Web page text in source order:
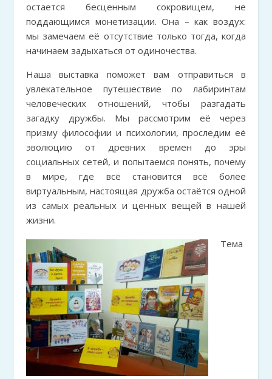
остается бесценным сокровищем, не
поддающимся монетизации. Она – как воздух:
мы замечаем её отсутствие только тогда, когда
начинаем задыхаться от одиночества.
Наша выставка поможет вам отправиться в
увлекательное путешествие по лабиринтам
человеческих отношений, чтобы разгадать
загадку дружбы. Мы рассмотрим её через
призму философии и психологии, проследим её
эволюцию от древних времен до эры
социальных сетей, и попытаемся понять, почему
в мире, где всё становится всё более
виртуальным, настоящая дружба остаётся одной
из самых реальных и ценных вещей в нашей
жизни.
Тема